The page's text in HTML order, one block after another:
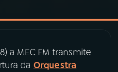
a MEC FM transmite
da Orquestra